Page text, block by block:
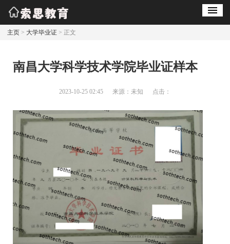
主页> 大学毕业证> 正文
南昌大学科学技术学院毕业证样本
2023-10-25 02:45 来源：未知 点击：